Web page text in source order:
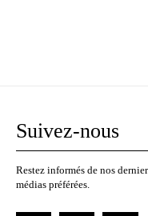
Suivez-nous
Restez informés de nos
médias préférées.